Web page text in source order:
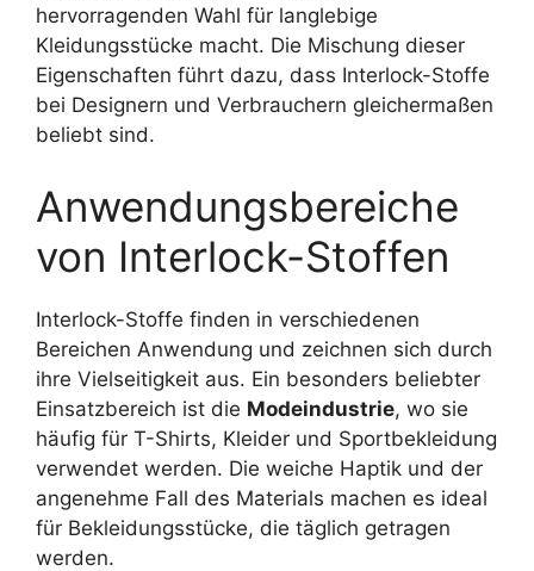
hervorragenden Wahl für langlebige
Kleidungsstücke macht. Die Mischung dieser
Eigenschaften führt dazu, dass Interlock-Stoffe
bei Designern und Verbrauchern gleichermaßen
beliebt sind.
Anwendungsbereiche
von Interlock-Stoffen
Interlock-Stoffe finden in verschiedenen
Bereichen Anwendung und zeichnen sich durch
ihre Vielseitigkeit aus. Ein besonders beliebter
Einsatzbereich ist die Modeindustrie, wo sie
häufig für T-Shirts, Kleider und Sportbekleidung
verwendet werden. Die weiche Haptik und der
angenehme Fall des Materials machen es ideal
für Bekleidungsstücke, die täglich getragen
werden.